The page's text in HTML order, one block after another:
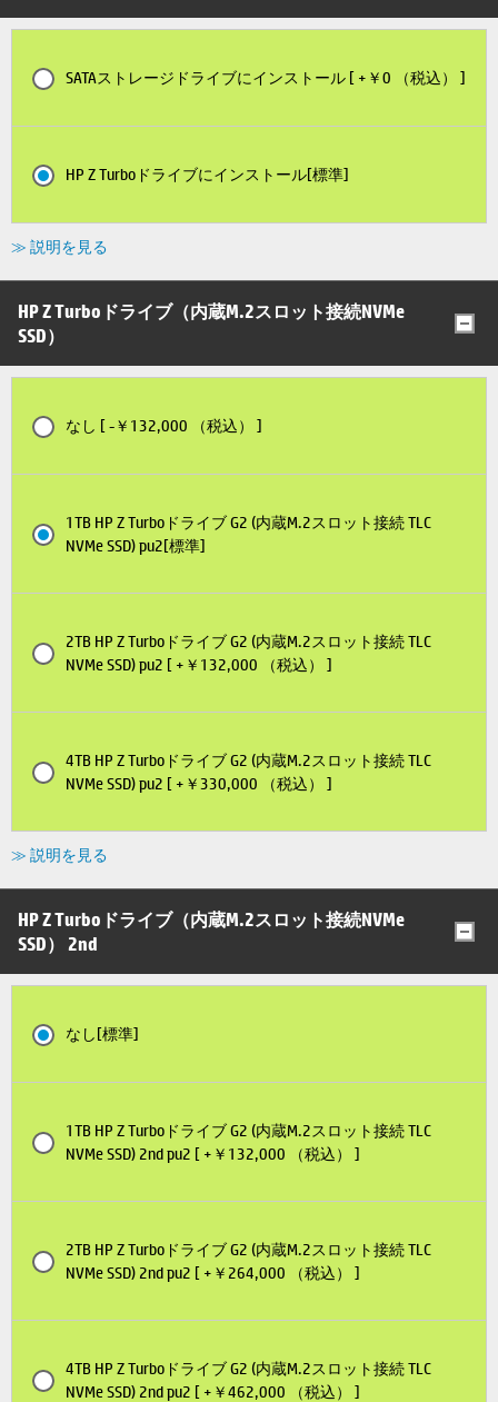
SATAストレージドライブにインストール [ +￥0 （税込） ]
HP Z Turboドライブにインストール[標準]
≫ 説明を見る
HP Z Turboドライブ（内蔵M.2スロット接続NVMe
SSD）
なし [ -￥132,000 （税込） ]
1TB HP Z Turboドライブ G2 (内蔵M.2スロット接続 TLC
NVMe SSD) pu2[標準]
2TB HP Z Turboドライブ G2 (内蔵M.2スロット接続 TLC
NVMe SSD) pu2 [ +￥132,000 （税込） ]
4TB HP Z Turboドライブ G2 (内蔵M.2スロット接続 TLC
NVMe SSD) pu2 [ +￥330,000 （税込） ]
≫ 説明を見る
HP Z Turboドライブ（内蔵M.2スロット接続NVMe
SSD） 2nd
なし[標準]
1TB HP Z Turboドライブ G2 (内蔵M.2スロット接続 TLC
NVMe SSD) 2nd pu2 [ +￥132,000 （税込） ]
2TB HP Z Turboドライブ G2 (内蔵M.2スロット接続 TLC
NVMe SSD) 2nd pu2 [ +￥264,000 （税込） ]
4TB HP Z Turboドライブ G2 (内蔵M.2スロット接続 TLC
NVMe SSD) 2nd pu2 [ +￥462,000 （税込） ]